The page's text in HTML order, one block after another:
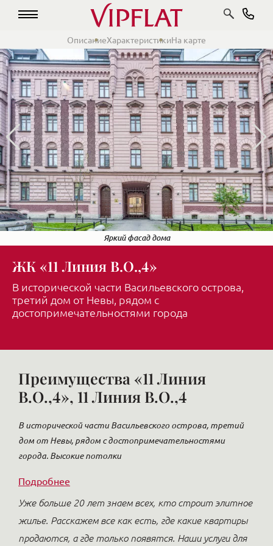
ОписаниеХарактеристикиНа карте
Парадная набережная совсем рядом
Яркий фасад дома
В двух шагах настоящий Петербург
ЖК «11 Линия В.О.,4»
В исторической части Васильевского острова,
третий дом от Невы, рядом с
достопримечательностями города
Преимущества «11 Линия
В.О.,4», 11 Линия В.О.,4
В исторической части Васильевского острова, третий
дом от Невы, рядом с достопримечательностями
города. Высокие потолки
Подробнее
Уже больше 20 лет знаем всех, кто строит элитное
жилье. Расскажем все как есть, где какие квартиры
продаются, а где только появятся. Наши услуги для